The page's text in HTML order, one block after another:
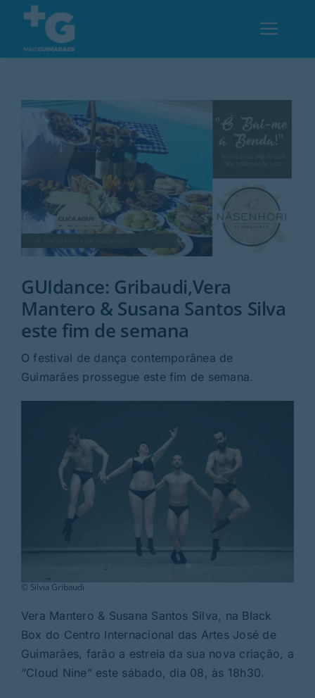
content
Desporto
Rubricas
Jornal
GUIdance: Gribaudi,Vera
Mantero & Susana Santos Silva
este fim de semana
O festival de dança contemporânea de
Guimarães prossegue este fim de semana.
© Silvia Gribaudi
Vera Mantero & Susana Santos Silva, na Black
Box do Centro Internacional das Artes José de
Guimarães, farão a estreia da sua nova criação, a
“Cloud Nine” este sábado, dia 08, às 18h30.